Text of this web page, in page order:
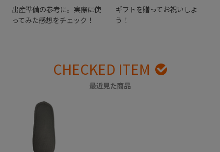
出産準備の参考に。実際に使
ってみた感想をチェック！
ギフトを贈ってお祝いしよ
う！
CHECKED ITEM
最近見た商品